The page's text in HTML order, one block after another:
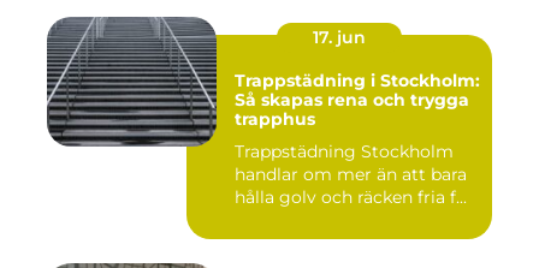
17. jun
Trappstädning i Stockholm:
Så skapas rena och trygga
trapphus
Trappstädning Stockholm
handlar om mer än att bara
hålla golv och räcken fria f...